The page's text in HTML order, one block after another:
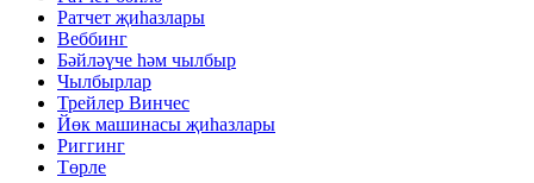
Ратчет җиһазлары
Веббинг
Бәйләүче һәм чылбыр
Чылбырлар
Трейлер Винчес
Йөк машинасы җиһазлары
Риггинг
Төрле